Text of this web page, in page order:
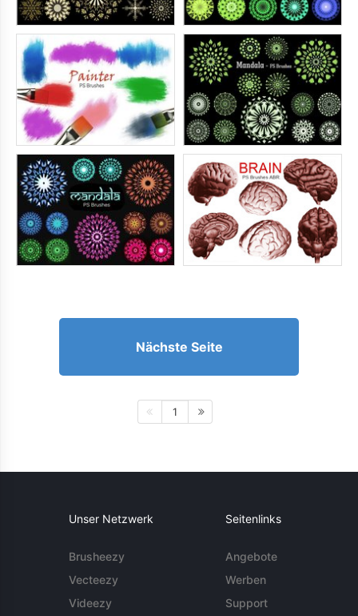
Nächste Seite
1
Unser Netzwerk
Brusheezy
Vecteezy
Videezy
Seitenlinks
Angebote
Werben
Support